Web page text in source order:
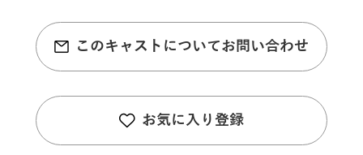
このキャストについてお問い合わせ
お気に入り登録